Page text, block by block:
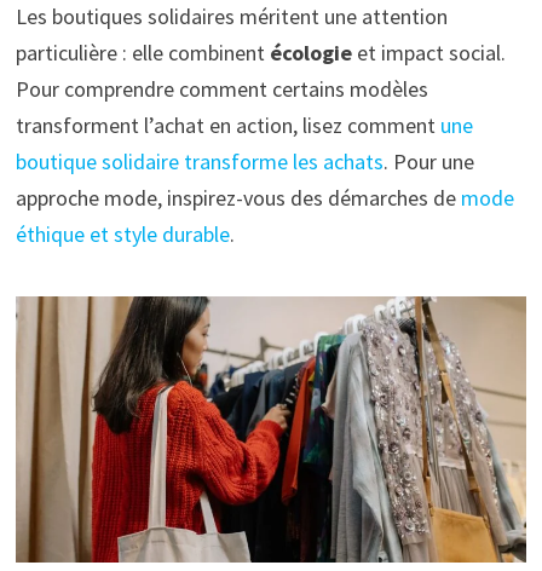
Les boutiques solidaires méritent une attention
particulière : elle combinent écologieet impact social.
Pour comprendre comment certains modèles
transforment l’achat en action, lisez comment une
boutique solidaire transforme les achats. Pour une
approche mode, inspirez-vous des démarches de mode
éthique et style durable.